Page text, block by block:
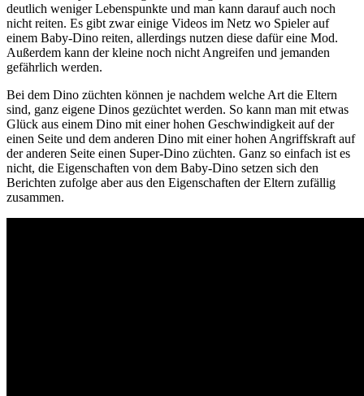
deutlich weniger Lebenspunkte und man kann darauf auch noch
nicht reiten. Es gibt zwar einige Videos im Netz wo Spieler auf
einem Baby-Dino reiten, allerdings nutzen diese dafür eine Mod.
Außerdem kann der kleine noch nicht Angreifen und jemanden
gefährlich werden.
Bei dem Dino züchten können je nachdem welche Art die Eltern
sind, ganz eigene Dinos gezüchtet werden. So kann man mit etwas
Glück aus einem Dino mit einer hohen Geschwindigkeit auf der
einen Seite und dem anderen Dino mit einer hohen Angriffskraft auf
der anderen Seite einen Super-Dino züchten. Ganz so einfach ist es
nicht, die Eigenschaften von dem Baby-Dino setzen sich den
Berichten zufolge aber aus den Eigenschaften der Eltern zufällig
zusammen.